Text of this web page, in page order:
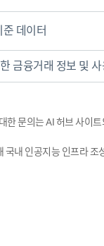
데이터
금융거래 정보 및
한 문의는 AI 허브 사이
내 인공지능 인프라 조